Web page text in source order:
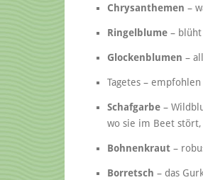
Chrysanthemen –
Ringelblume – blüht
Glockenblumen –
Tagetes –
Schafgarbe –
wo sie im Beet
Bohnenkraut –
Borretsch – das